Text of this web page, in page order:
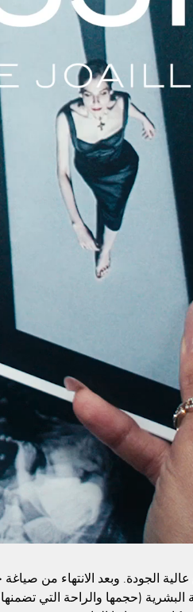
الجودة. وبعد الانتهاء من
(حجمها والراحة التي